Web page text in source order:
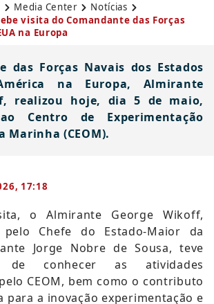
Media Center
Notícias
visita do Comandante das Forças
na Europa
das Forças Navais dos Estados
na Europa, Almirante
realizou hoje, dia 5 de maio,
Centro de Experimentação
Marinha (CEOM).
17:18
o Almirante George Wikoff,
pelo Chefe do Estado-Maior da
Jorge Nobre de Sousa, teve
de conhecer as atividades
CEOM, bem como o contributo
para a inovação experimentação e